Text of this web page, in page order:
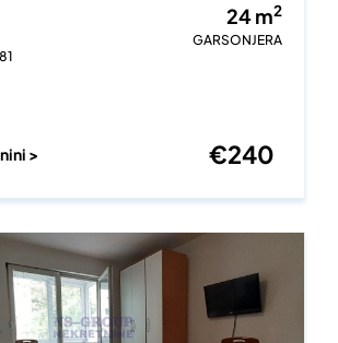
24m2
GARSONJERA
> €240